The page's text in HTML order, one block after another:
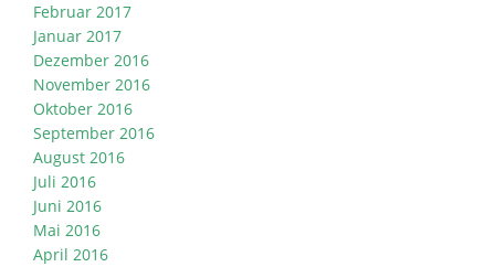
Februar 2017
Januar 2017
Dezember 2016
November 2016
Oktober 2016
September 2016
August 2016
Juli 2016
Juni 2016
Mai 2016
April 2016